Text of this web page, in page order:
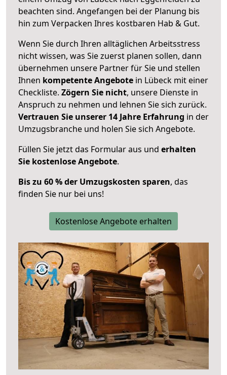
beachten sind. Angefangen bei der Planung bis
hin zum Verpacken Ihres kostbaren Hab & Gut.
Wenn Sie durch Ihren alltäglichen Arbeitsstress
nicht wissen, was Sie zuerst planen sollen, dann
übernehmen unsere Partner für Sie und stellen
Ihnen kompetente Angebote in Lübeck mit einer
Checkliste. Zögern Sie nicht, unsere Dienste in
Anspruch zu nehmen und lehnen Sie sich zurück.
Vertrauen Sie unserer 14 Jahre Erfahrung in der
Umzugsbranche und holen Sie sich Angebote.
Füllen Sie jetzt das Formular aus und erhalten
Sie kostenlose Angebote.
Bis zu 60 % der Umzugskosten sparen, das
finden Sie nur bei uns!
Kostenlose Angebote erhalten